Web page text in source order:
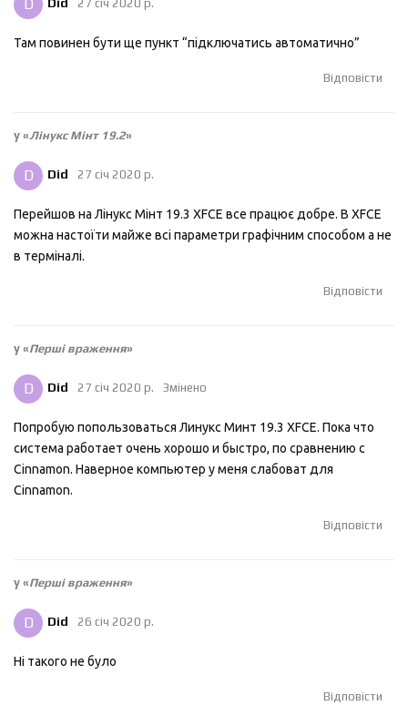
D Did 27 січ 2020 р.
Там повинен бути ще пункт “підключатись автоматично”
Відповісти
у «Лінукс Мінт 19.2»
D Did 27 січ 2020 р.
Перейшов на Лінукс Мінт 19.3 XFCE все працює добре. В XFCE
можна настоїти майже всі параметри графічним способом а не
в терміналі.
Відповісти
у «Перші враження»
D Did 27 січ 2020 р. Змінено
Попробую попользоваться Линукс Минт 19.3 XFCE. Пока что
система работает очень хорошо и быстро, по сравнению с
Cinnamon. Наверное компьютер у меня слабоват для
Cinnamon.
Відповісти
у «Перші враження»
D Did 26 січ 2020 р.
Ні такого не було
Відповісти